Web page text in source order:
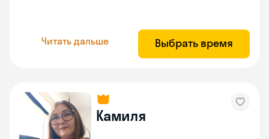
Читать дальше Выбрать время
Камиля